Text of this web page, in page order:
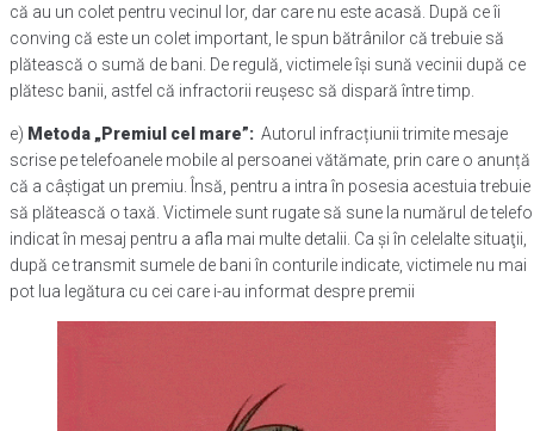
că au un colet pentru vecinul lor, dar care nu este acasă. După ce îi
conving că este un colet important, le spun bătrânilor că trebuie să
plătească o sumă de bani. De regulă, victimele îşi sună vecinii după ce
plătesc banii, astfel că infractorii reuşesc să dispară între timp.
e) Metoda „Premiul cel mare”: Autorul infracțiunii trimite mesaje
scrise pe telefoanele mobile al persoanei vătămate, prin care o anunță
că a câştigat un premiu. Însă, pentru a intra în posesia acestuia trebuie
să plătească o taxă. Victimele sunt rugate să sune la numărul de
indicat în mesaj pentru a afla mai multe detalii. Ca şi în celelalte situaţii,
după ce transmit sumele de bani în conturile indicate, victimele nu mai
pot lua legătura cu cei care i-au informat despre premii